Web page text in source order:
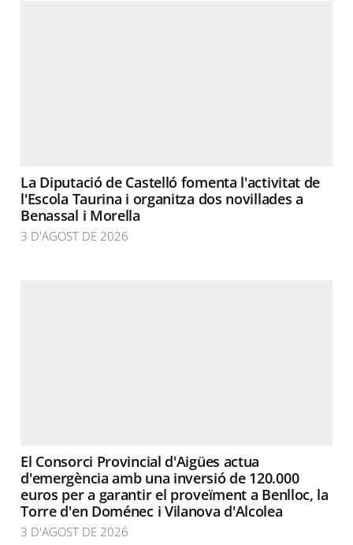
La Diputació de Castelló fomenta l'activitat de
l'Escola Taurina i organitza dos novillades a
Benassal i Morella
3 D'AGOST DE 2026
El Consorci Provincial d'Aigües actua
d'emergència amb una inversió de 120.000
euros per a garantir el proveïment a Benlloc, la
Torre d'en Doménec i Vilanova d'Alcolea
3 D'AGOST DE 2026